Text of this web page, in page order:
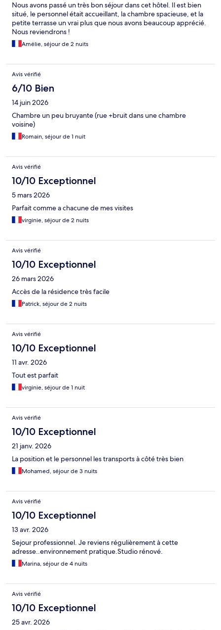
Nous avons passé un très bon séjour dans cet hôtel. Il est bien
situé, le personnel était accueillant, la chambre spacieuse, et la
petite terrasse un vrai plus que nous avons beaucoup apprécié.
Nous reviendrons !
Amélie, séjour de 2 nuits
Avis vérifié
6/10 Bien
14 juin 2026
Chambre un peu bruyante (rue +bruit dans une chambre
voisine)
Romain, séjour de 1 nuit
Avis vérifié
10/10 Exceptionnel
5 mars 2026
Parfait comme a chacune de mes visites
virginie, séjour de 2 nuits
Avis vérifié
10/10 Exceptionnel
26 mars 2026
Accès de la résidence très facile
Patrick, séjour de 2 nuits
Avis vérifié
10/10 Exceptionnel
11 avr. 2026
Tout est parfait
virginie, séjour de 1 nuit
Avis vérifié
10/10 Exceptionnel
21 janv. 2026
La position et le personnel les transports à côté très bien
Mohamed, séjour de 3 nuits
Avis vérifié
10/10 Exceptionnel
13 avr. 2026
Sejour professionnel. Je reviens régulièrement à cette
adresse..environnement pratique.Studio rénové.
Marina, séjour de 4 nuits
Avis vérifié
10/10 Exceptionnel
25 avr. 2026